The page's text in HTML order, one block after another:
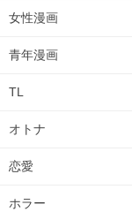
女性漫画
青年漫画
TL
オトナ
恋愛
ホラー